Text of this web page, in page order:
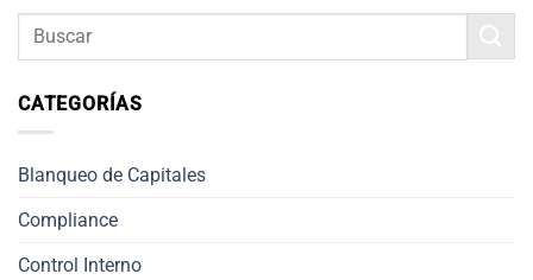
CATEGORÍAS
Blanqueo de Capitales
Compliance
Control Interno